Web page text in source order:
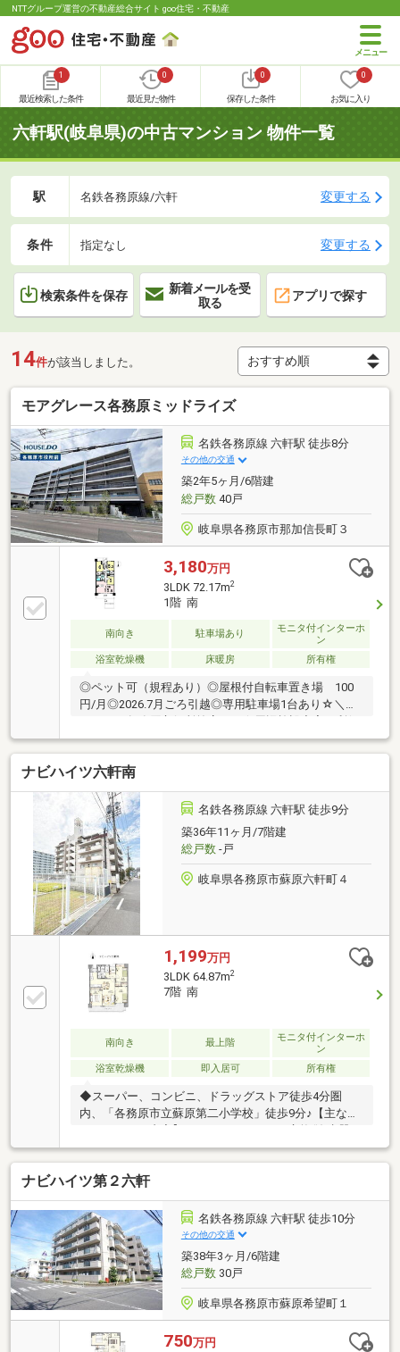
NTTグループ運営の不動産総合サイト goo住宅・不動産
1
最近検索した条件
0
最近見た物件
0
保存した条件
0
お気に入り
六軒駅(岐阜県)の中古マンション 物件一覧
駅 名鉄各務原線/六軒 変更する
条件 指定なし 変更する
検索条件を保存
新着メールを受
取る
アプリで探す
14件が該当しました。
モアグレース各務原ミッドライズ
名鉄各務原線 六軒駅 徒歩8分
その他の交通
築2年5ヶ月/6階建
総戸数40戸
岐阜県各務原市那加信長町３
3,180万円
3LDK 72.17m2
1階 南
南向き 駐車場あり
モニタ付インターホ
ン
浴室乾燥機
床暖房 所有権
◎ペット可（規程あり）◎屋根付自転車置き場 100
円/月◎2026.7月ごろ引越◎専用駐車場1台あり☆＼ハ
性良好◎リビングと一体化できる洋室あり◎こちらの
物件につきまして、ご来店いただきますとSUUMOの
支払額シミュレーションボタンで出した結果をより細
かくプランニングいたします。住宅ローン以外の収支
を加味した生涯バージョンの無料プランニングもでき
ます♪お気軽にご相談ください(^^)/TEL：0120-315-
300◇メールでのお問い合わせの際は、担当者より折
り返しお電話またはメールにてご連絡させていただき
ます☆
ナビハイツ六軒南
名鉄各務原線 六軒駅 徒歩9分
築36年11ヶ月/7階建
総戸数-戸
岐阜県各務原市蘇原六軒町４
1,199万円
3LDK 64.87m2
7階 南
南向き 最上階
モニタ付インターホ
ン
浴室乾燥機
即入居可 所有権
◆スーパー、コンビニ、ドラッグストア徒歩4分圏
内、「各務原市立蘇原第二小学校」徒歩9分♪【主なリ
食洗機付)・ユニットバス交換(浴室暖房乾燥機、追い
炊き機能付) ・トイレ交換(温水洗浄便座付)・洗面化
粧台交換(シャワーノズル付) ・建具交換・クロス、
フローリング貼替 ・クッションフロア貼替・シュー
ズボックス交換 ・給湯器交換 ・分電盤交換・和室
→洋室に変更 ・ハウスクリーニング 他物件の見学
やご質問、ローンのご相談なども承ります。＼＼家具
や家電、住宅ローンに組込めます／／
ナビハイツ第２六軒
名鉄各務原線 六軒駅 徒歩10分
その他の交通
築38年3ヶ月/6階建
総戸数30戸
岐阜県各務原市蘇原希望町１
750万円